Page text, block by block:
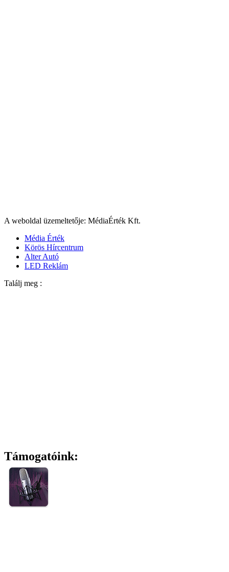
A weboldal üzemeltetője: MédiaÉrték Kft.
Média Érték
Körös Hírcentrum
Alter Autó
LED Reklám
Találj meg :
Támogatóink: